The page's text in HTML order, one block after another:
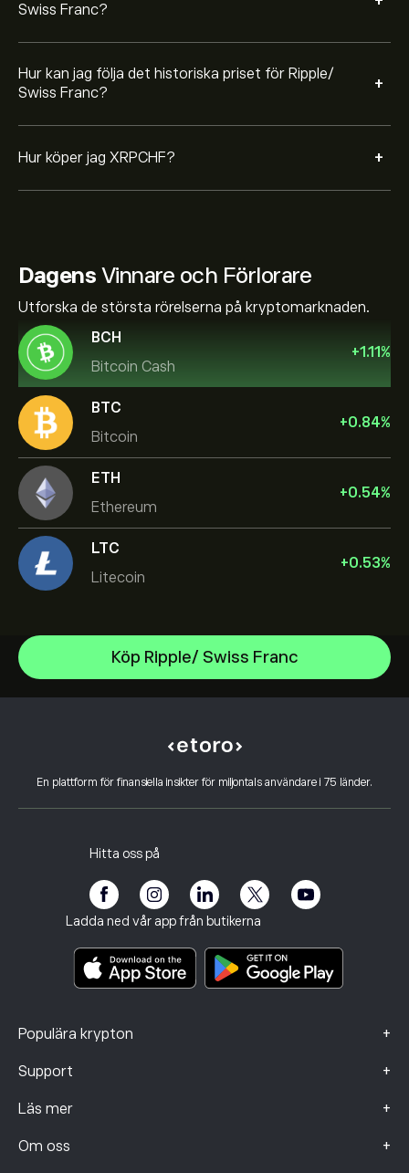
Swiss Franc?
Hur kan jag följa det historiska priset för Ripple/
Swiss Franc?
+
Hur köper jag XRPCHF? +
Dagens Vinnare och Förlorare
Utforska de största rörelserna på kryptomarknaden.
BCH
Bitcoin Cash
+1.11%
BTC
Bitcoin
+0.84%
ETH
Ethereum
+0.54%
LTC
Litecoin
+0.53%
Köp Ripple/ Swiss Franc
En plattform för finansiella insikter för miljontals användare i 75 länder.
Hitta oss på
Ladda ned vår app från butikerna
Populära krypton +
Bitcoin
Ethereum
Flare
Support +
Hur du verifierar ditt konto
Kundutsatthet
Läs mer +
Vad är hävstång och marginal
Förklaring av köp och sälj
eToro Akademi
Om oss +
Recensioner av eToro
Riskinformation
Regler och villkor
Viktiga informationsdokument
Klagomålsdata (FCA-kunder)
Affiliate-program
Investeringsförsäkring